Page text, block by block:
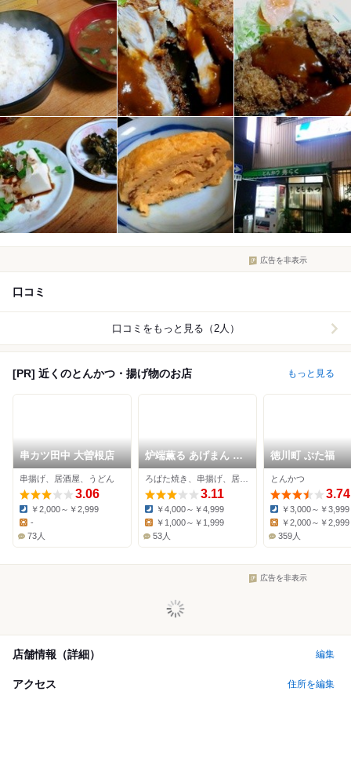
広告を非表示
口コミ
口コミをもっと見る（2人）
[PR] 近くのとんかつ・揚げ物のお店 もっと見る
串カツ田中 大曽根店
串揚げ、居酒屋、うどん
3.06
Dinner:
￥2,000～￥2,999
Lunch:
-
73人
炉端薫る あげまん 大
曽根店
3.11
Dinner:
￥4,000～￥4,999
Lunch:
￥1,000～￥1,999
53人
徳川町 ぶた福
とんかつ
3.74
Dinner:
￥3,000～￥3,999
￥2,000～￥2,999
359人
広告を非表示
店舗情報（詳細） 編集
アクセス 住所を編集